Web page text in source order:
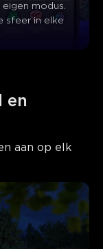
modus.
sfeer in elke
en
aan op elk